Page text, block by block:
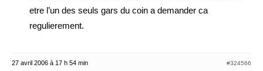
etre l’un des seuls gars du coin a demander ca
regulierement.
27 avril 2006 à 17 h 54 min #324566